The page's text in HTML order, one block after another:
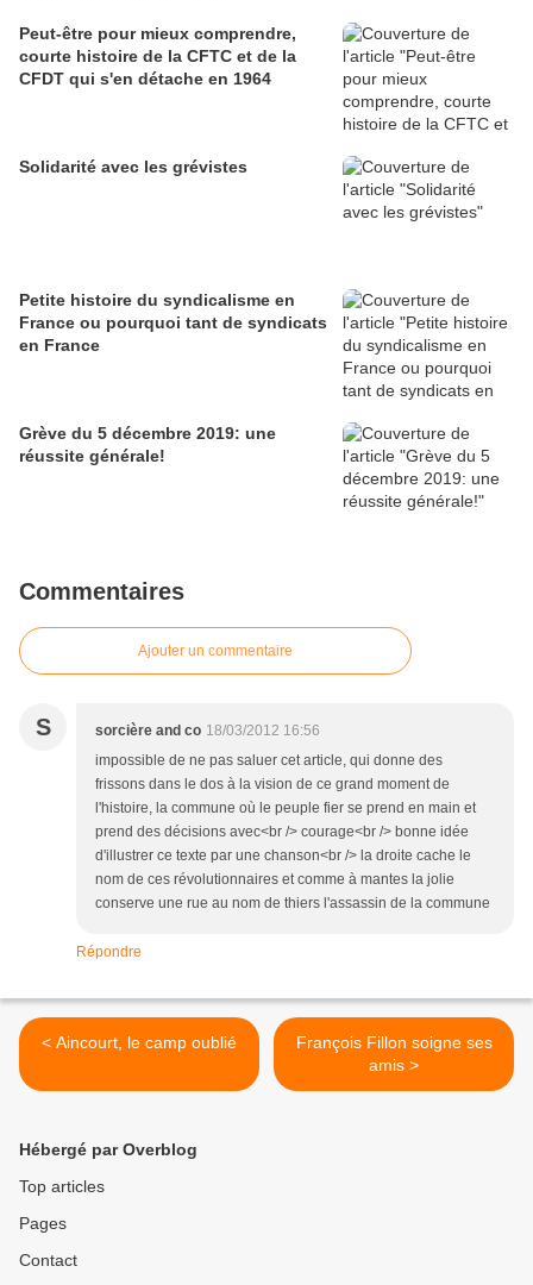
Peut-être pour mieux comprendre,
courte histoire de la CFTC et de la
CFDT qui s'en détache en 1964
Solidarité avec les grévistes
Petite histoire du syndicalisme en
France ou pourquoi tant de syndicats
en France
Grève du 5 décembre 2019: une
réussite générale!
Commentaires
Ajouter un commentaire
S sorcière and co 18/03/2012 16:56
impossible de ne pas saluer cet article, qui donne des
frissons dans le dos à la vision de ce grand moment de
l'histoire, la commune où le peuple fier se prend en main et
prend des décisions avec<br /> courage<br /> bonne idée
d'illustrer ce texte par une chanson<br /> la droite cache le
nom de ces révolutionnaires et comme à mantes la jolie
conserve une rue au nom de thiers l'assassin de la commune
Répondre
< Aincourt, le camp oublié
François Fillon soigne ses
amis >
Hébergé par Overblog
Top articles
Pages
Contact